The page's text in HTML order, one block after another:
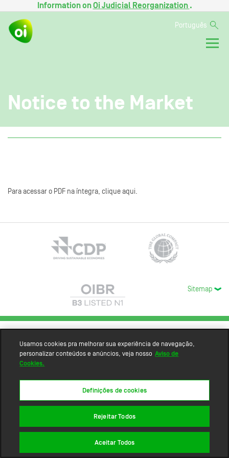
Information onOi Judicial Reorganization .
Português
Notice to the Market
Para acessar o PDF na íntegra, clique aqui.
Sitemap
Usamos cookies pra melhorar sua experiência de navegação,
personalizar conteúdos e anúncios, veja nosso Aviso de
Cookies.
Definições de cookies
Rejeitar Todos
Aceitar Todos